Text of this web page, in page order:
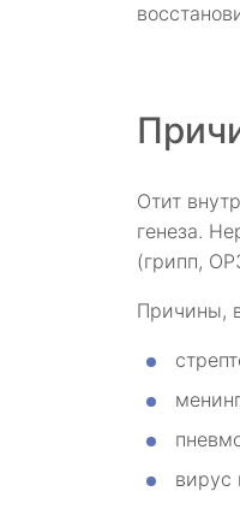
Отит
генеза.
(грипп,
Причины,
вирус